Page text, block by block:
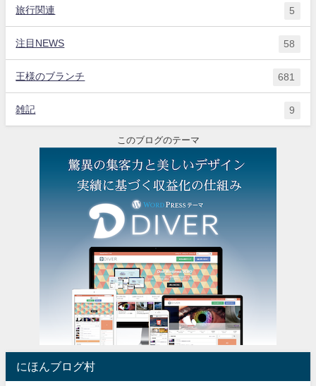
旅行関連 5
注目NEWS 58
王様のブランチ 681
雑記 9
このブログのテーマ
にほんブログ村